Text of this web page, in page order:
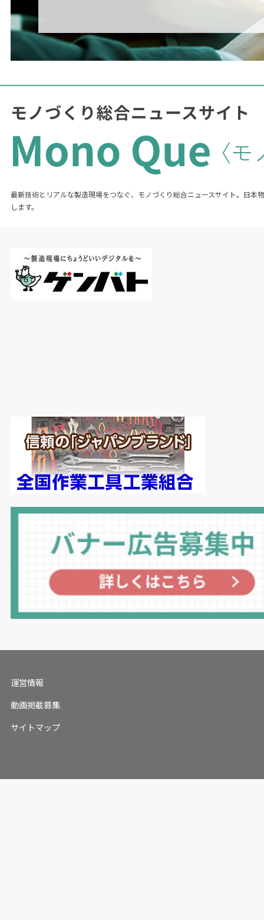
最新技術とリアルな製造現場をつなぐ、モノづくり総合ニュースサイト。日本
します。
運営情報
動画掲載募集
サイトマップ